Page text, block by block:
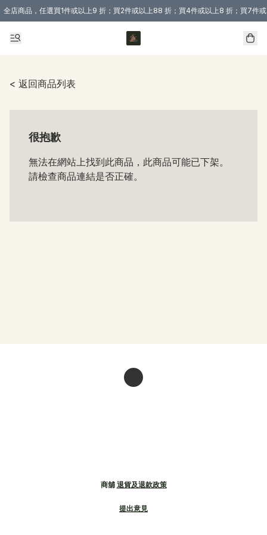
全店商品，任選買1件或以上9 折；買2件或以上88 折；買4件或以上8 折；買7件
購買 3 件商品或以上即享免運費優惠！（適用於 本地送貨、本地取貨 )
< 返回商品列表
很抱歉
無法在網站上找到此商品，此商品可能已下架。
請檢查商品連結是否正確。
商舖 退貨及退款政策
提出意見